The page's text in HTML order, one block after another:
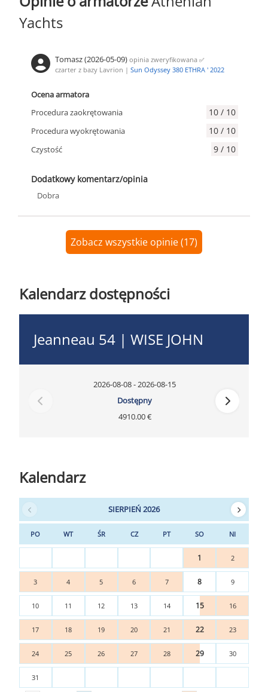
Yachts
Tomasz (2026-05-09) opinia zweryfikowana ✅
czarter z bazy Lavrion | Sun Odyssey 380 ETHRA ' 2022
Ocena armatora
Procedura zaokrętowania
10 / 10
Procedura wyokrętowania 10 / 10
Czystość 9 / 10
Dodatkowy komentarz/opinia
Dobra
Zobacz wszystkie opinie (17)
Kalendarz dostępności
Jeanneau 54 | WISE JOHN
2026-08-08 - 2026-08-15
Dostępny
4910.00 €
Kalendarz
SIERPIEŃ 2026
PO WT ŚR CZ PT SO NI
1 2
3 4 5 6 7 8 9
10 11 12 13 14 15 16
17 18 19 20 21 22 23
24 25 26 27 28 29 30
31